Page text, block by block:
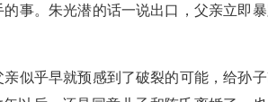
事。朱光潜的话一说出口，父亲立即
似乎早就预感到了破裂的可能，给孙